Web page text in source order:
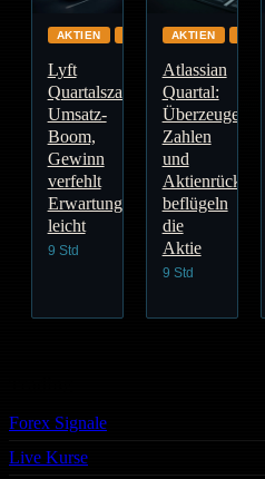
AKTIEN GLOBAL
Lyft
Quartalszahlen:
Umsatz-
Boom,
Gewinn
verfehlt
Erwartungen
leicht
9 Std
AKTIEN
Atlassian
Quartal:
Überzeugende
Zahlen
und
Aktienrückkauf
beflügeln
die
Aktie
9 Std
Forex Signale
Live Kurse